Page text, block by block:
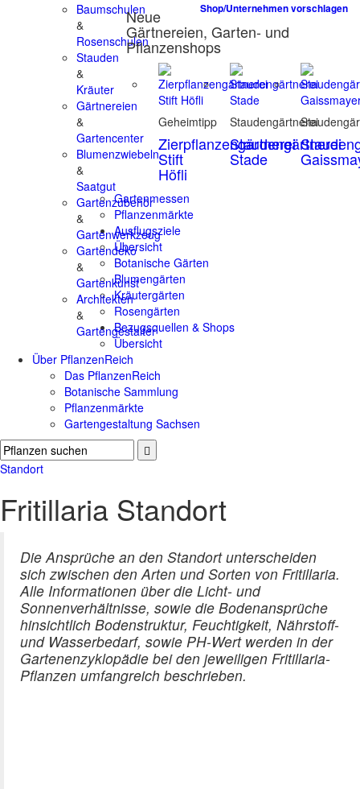
Baumschulen
&
Rosenschulen
Stauden
&
Kräuter
Gärtnereien
&
Gartencenter
Blumenzwiebeln
&
Saatgut
Gartenzubehör
&
Gartenwerkzeug
Gartendeko
&
Gartenkunst
Architekten
&
Gartengestalter
Shop/Unternehmen vorschlagen
Neue
Gärtnereien, Garten- und
Pflanzenshops
Geheimtipp
Zierpflanzengärtnerei
Stift
Höfli
Staudengärtnerei
Staudengärtnerei
Stade
Gartenmessen
Pflanzenmärkte
Ausflugsziele
Übersicht
Botanische Gärten
Blumengärten
Kräutergärten
Rosengärten
Bezugsquellen & Shops
Übersicht
Über PflanzenReich
Das PflanzenReich
Botanische Sammlung
Pflanzenmärkte
Gartengestaltung Sachsen
Standort
Fritillaria Standort
Die Ansprüche an den Standort unterscheiden
sich zwischen den Arten und Sorten von Fritillaria.
Alle Informationen über die Licht- und
Sonnenverhältnisse, sowie die Bodenansprüche
hinsichtlich Bodenstruktur, Feuchtigkeit, Nährstoff-
und Wasserbedarf, sowie PH-Wert werden in der
Gartenenzyklopädie bei den jeweiligen Fritillaria-
Pflanzen umfangreich beschrieben.